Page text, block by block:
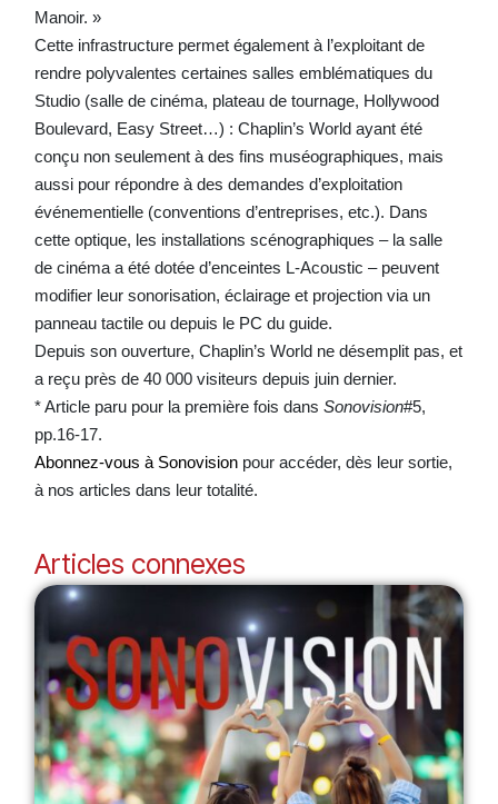
Manoir. »
Cette infrastructure permet également à l’exploitant de
rendre polyvalentes certaines salles emblématiques du
Studio (salle de cinéma, plateau de tournage, Hollywood
Boulevard, Easy Street…) : Chaplin’s World ayant été
conçu non seulement à des fins muséographiques, mais
aussi pour répondre à des demandes d’exploitation
événementielle (conventions d’entreprises, etc.). Dans
cette optique, les installations scénographiques – la salle
de cinéma a été dotée d’enceintes L-Acoustic – peuvent
modifier leur sonorisation, éclairage et projection via un
panneau tactile ou depuis le PC du guide.
Depuis son ouverture, Chaplin’s World ne désemplit pas, et
a reçu près de 40 000 visiteurs depuis juin dernier.
* Article paru pour la première fois dans Sonovision#5,
pp.16-17.
Abonnez-vous à Sonovisionpour accéder, dès leur sortie,
à nos articles dans leur totalité.
Articles connexes